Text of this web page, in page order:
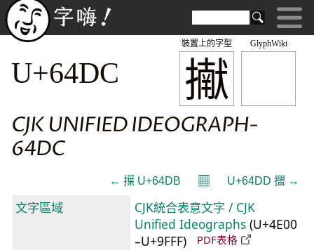
GlyphWiki
擜
裝置上的字型
U+64DC
CJK UNIFIED IDEOGRAPH-
64DC
← 擛 U+64DB 𝄜 U+64DD 擝 →
文字區域
CJK統合表意文字 / CJK
Unified Ideographs (U+4E00
–U+9FFF)
PDF表格